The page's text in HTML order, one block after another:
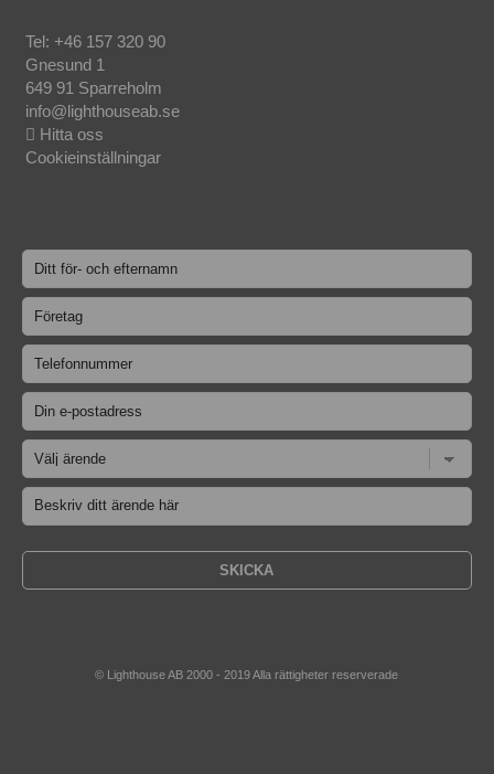
Tel: +46 157 320 90
Gnesund 1
649 91 Sparreholm
info@lighthouseab.se
Hitta oss
Cookieinställningar
© Lighthouse AB 2000 - 2019 Alla rättigheter reserverade